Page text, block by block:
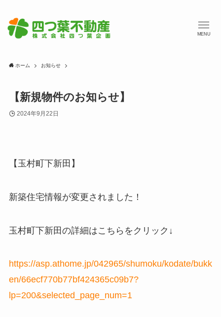
MENU
ホーム お知らせ
【新規物件のお知らせ】
2024年9月22日
【玉村町下新田】
新築住宅情報が変更されました！
玉村町下新田の詳細はこちらをクリック↓
https://asp.athome.jp/042965/shumoku/kodate/bukk
en/66ecf770b77bf424365c09b7?
lp=200&selected_page_num=1